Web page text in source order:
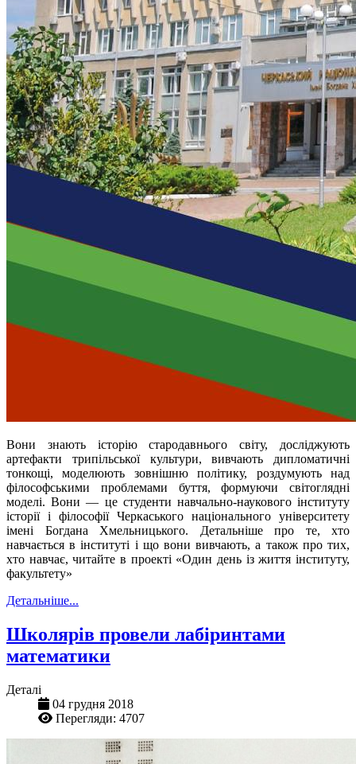
Вони знають історію стародавнього світу, досліджують
артефакти трипільської культури, вивчають дипломатичні
тонкощі, моделюють зовнішню політику, роздумують над
філософськими проблемами буття, формуючи світоглядні
моделі. Вони — це студенти навчально-наукового інституту
історії і філософії Черкаського національного університету
імені Богдана Хмельницького. Детальніше про те, хто
навчається в інституті і що вони вивчають, а також про тих,
хто навчає, читайте в проекті «Один день із життя інституту,
факультету»
Детальніше...
Школярів провели лабіринтами
математики
Деталі
04 грудня 2018
Перегляди: 4707